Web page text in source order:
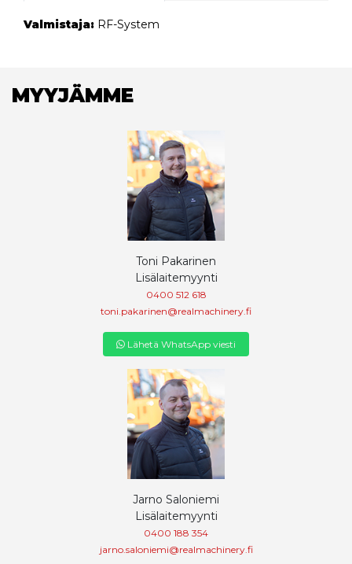
Valmistaja: RF-System
MYYJÄMME
Toni Pakarinen
Lisälaitemyynti
0400 512 618
toni.pakarinen@realmachinery.fi
Lähetä WhatsApp viesti
Jarno Saloniemi
Lisälaitemyynti
0400 188 354
jarno.saloniemi@realmachinery.fi